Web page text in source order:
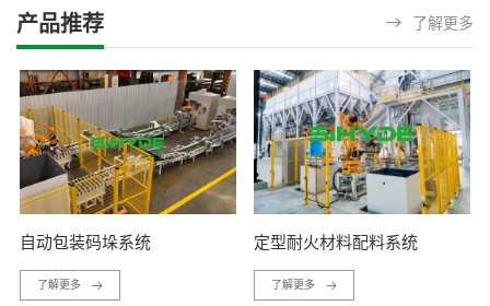
产品推荐 了解更多
自动包装码垛系统
了解更多
定型耐火材料配料系统
了解更多